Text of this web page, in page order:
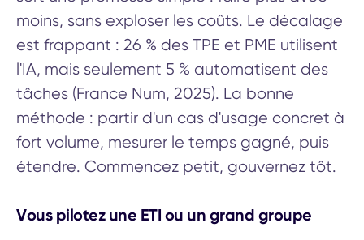
moins, sans exploser les coûts. Le décalage
est frappant : 26 % des TPE et PME utilisent
l'IA, mais seulement 5 % automatisent des
tâches (France Num, 2025). La bonne
méthode : partir d'un cas d'usage concret à
fort volume, mesurer le temps gagné, puis
étendre. Commencez petit, gouvernez tôt.
Vous pilotez une ETI ou un grand groupe